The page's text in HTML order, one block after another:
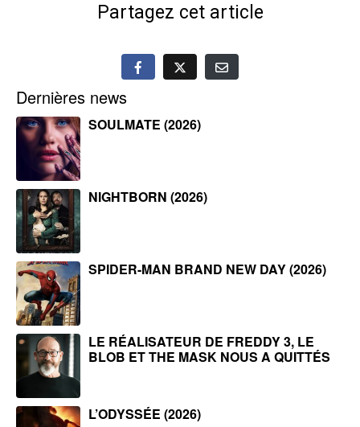
Partagez cet article
Dernières news
SOULMATE (2026)
NIGHTBORN (2026)
SPIDER-MAN BRAND NEW DAY (2026)
LE RÉALISATEUR DE FREDDY 3, LE
BLOB ET THE MASK NOUS A QUITTÉS
L’ODYSSÉE (2026)